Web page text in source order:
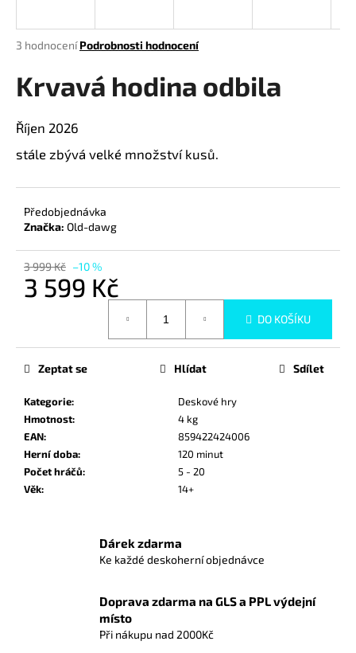
Průměrné
produktu
je
z
5
hvězdiček.
3 hodnocení Podrobnosti hodnocení
Krvavá hodina odbila
Říjen 2026
stále zbývá velké množství kusů.
Předobjednávka
Značka: Old-dawg
3 999 Kč –10 %
3 599 Kč
DO KOŠÍKU
Kategorie:
Deskové hry
Hmotnost:
4 kg
EAN:
859422424006
Herní doba:
120 minut
Počet hráčů:
5 - 20
Věk: 14+
Zeptat se Hlídat Sdílet
Dárek zdarma
Ke každé deskoherní objednávce
Doprava zdarma na GLS a PPL výdejní
místo
Při nákupu nad 2000Kč
j
t
?
HLEDAT
D
o
p
u
u
e
m
e
POKÉMON